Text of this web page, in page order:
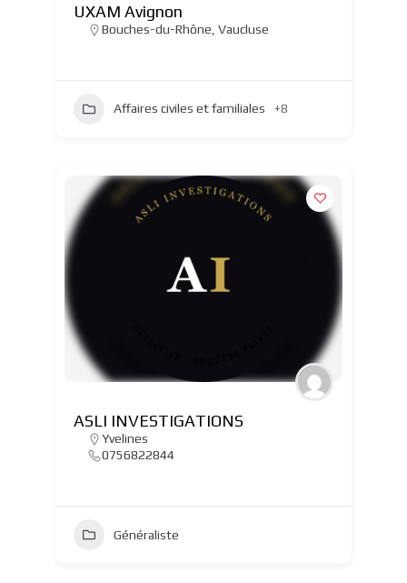
UXAM Avignon
Bouches-du-Rhône Vaucluse
Affaires civiles et familiales +8
ASLI INVESTIGATIONS
Yvelines
0756822844
Généraliste